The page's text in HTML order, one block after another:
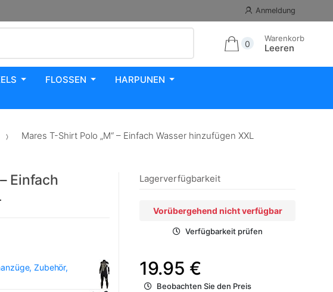
Anmeldung
0
Warenkorb
Leeren
FLOSSEN
HARPUNEN
Mares T-Shirt Polo „M“ – Einfach Wasser hinzufügen XXL
Einfach
Zubehör,
Lagerverfügbarkeit
Vorübergehend nicht verfügbar
Verfügbarkeit prüfen
19.95 €
Beobachten Sie den Preis